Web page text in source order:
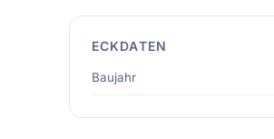
ECKDATEN
Baujahr